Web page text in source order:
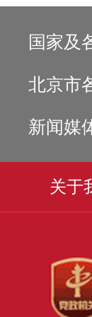
国家及
北京市
新闻媒
关于